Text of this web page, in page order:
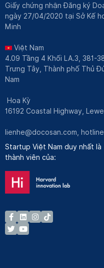
Giấy chứng nhận Đăng ký
ngày 27/04/2020 tại Sở Kế
Minh
Việt Nam
4.09 Tầng 4 Khối LA.3, 381-
Trưng Tây, Thành phố Thủ
Nam
Hoa Kỳ
16192 Coastal Highway,
lienhe@docosan.com ,
Startup Việt Nam duy nhất là
thành viên của: